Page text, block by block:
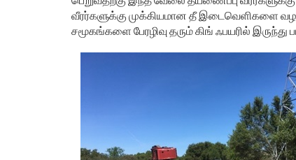
வீரர்களுக்கு முக்கியமான தீ இடைவெளிகளை
சமூகங்களை பேரழிவு தரும் கிங் ஃபயரில்